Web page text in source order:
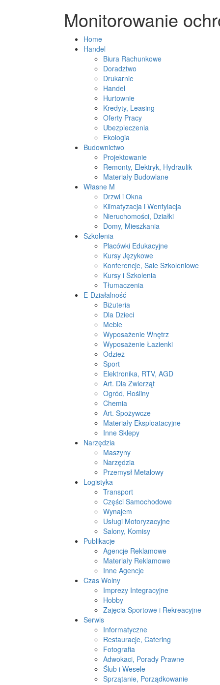
Monitorowanie
Home
Handel
Biura Rachunkowe
Doradztwo
Drukarnie
Handel
Hurtownie
Kredyty, Leasing
Oferty Pracy
Ubezpieczenia
Ekologia
Budownictwo
Projektowanie
Remonty, Elektryk, Hydraulik
Materiały Budowlane
Własne M
Drzwi i Okna
Klimatyzacja i Wentylacja
Nieruchomości, Działki
Domy, Mieszkania
Szkolenia
Placówki Edukacyjne
Kursy Językowe
Konferencje, Sale Szkoleniowe
Kursy i Szkolenia
Tłumaczenia
E-Działalność
Biżuteria
Dla Dzieci
Meble
Wyposażenie Wnętrz
Wyposażenie Łazienki
Odzież
Sport
Elektronika, RTV, AGD
Art. Dla Zwierząt
Ogród, Rośliny
Chemia
Art. Spożywcze
Materiały Eksploatacyjne
Inne Sklepy
Narzędzia
Maszyny
Narzędzia
Przemysł Metalowy
Logistyka
Transport
Części Samochodowe
Wynajem
Usługi Motoryzacyjne
Salony, Komisy
Publikacje
Agencje Reklamowe
Materiały Reklamowe
Inne Agencje
Czas Wolny
Imprezy Integracyjne
Hobby
Zajęcia Sportowe i Rekreacyjne
Serwis
Informatyczne
Restauracje, Catering
Fotografia
Adwokaci, Porady Prawne
Ślub i Wesele
Sprzątanie, Porządkowanie